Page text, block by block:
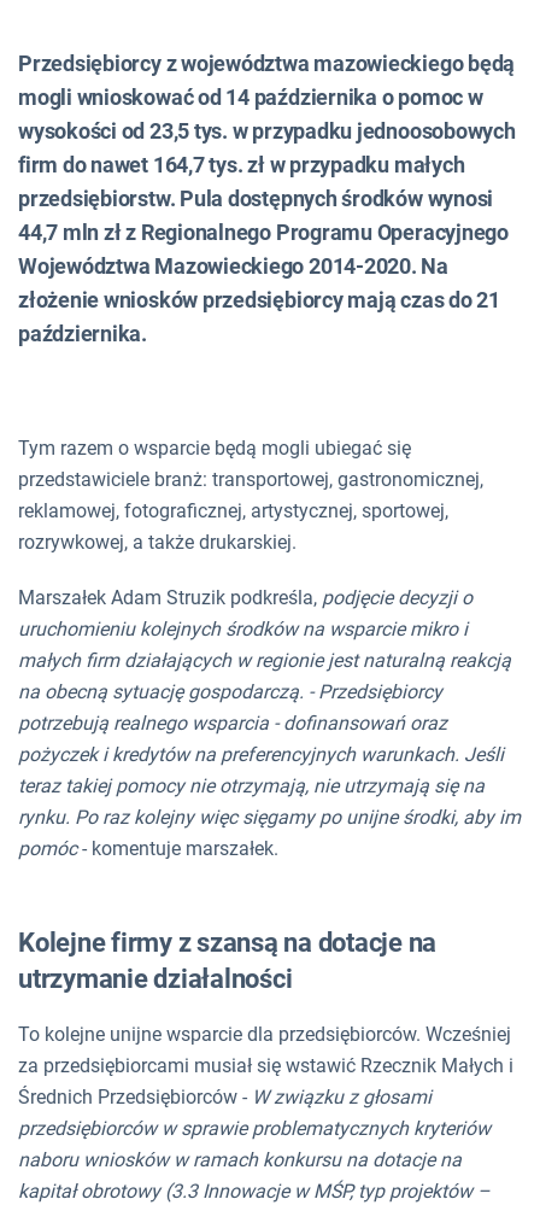
Przedsiębiorcy z województwa mazowieckiego będą
mogli wnioskować od 14 października o pomoc w
wysokości od 23,5 tys. w przypadku jednoosobowych
firm do nawet 164,7 tys. zł w przypadku małych
przedsiębiorstw. Pula dostępnych środków wynosi
44,7 mln zł z Regionalnego Programu Operacyjnego
Województwa Mazowieckiego 2014-2020. Na
złożenie wniosków przedsiębiorcy mają czas do 21
października.
Tym razem o wsparcie będą mogli ubiegać się
przedstawiciele branż: transportowej, gastronomicznej,
reklamowej, fotograficznej, artystycznej, sportowej,
rozrywkowej, a także drukarskiej.
Marszałek Adam Struzik podkreśla, podjęcie decyzji o
uruchomieniu kolejnych środków na wsparcie mikro i
małych firm działających w regionie jest naturalną reakcją
na obecną sytuację gospodarczą. - Przedsiębiorcy
potrzebują realnego wsparcia - dofinansowań oraz
pożyczek i kredytów na preferencyjnych warunkach. Jeśli
teraz takiej pomocy nie otrzymają, nie utrzymają się na
rynku. Po raz kolejny więc sięgamy po unijne środki, aby im
pomóc- komentuje marszałek.
Kolejne firmy z szansą na dotacje na
utrzymanie działalności
To kolejne unijne wsparcie dla przedsiębiorców. Wcześniej
za przedsiębiorcami musiał się wstawić Rzecznik Małych i
Średnich Przedsiębiorców - W związku z głosami
przedsiębiorców w sprawie problematycznych kryteriów
naboru wniosków w ramach konkursu na dotacje na
kapitał obrotowy (3.3 Innowacje w MŚP, typ projektów –